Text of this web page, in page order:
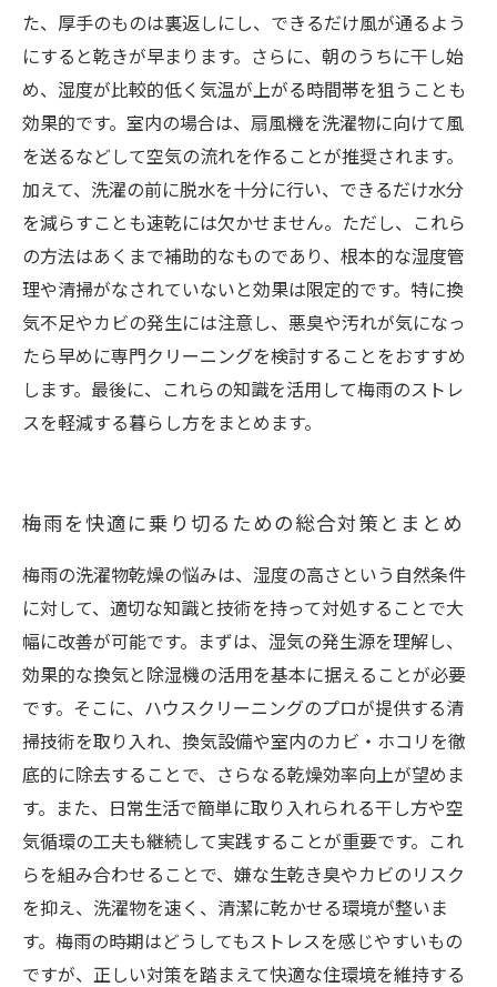
た、厚手のものは裏返しにし、できるだけ風が通るよう
にすると乾きが早まります。さらに、朝のうちに干し始
め、湿度が比較的低く気温が上がる時間帯を狙うことも
効果的です。室内の場合は、扇風機を洗濯物に向けて風
を送るなどして空気の流れを作ることが推奨されます。
加えて、洗濯の前に脱水を十分に行い、できるだけ水分
を減らすことも速乾には欠かせません。ただし、これら
の方法はあくまで補助的なものであり、根本的な湿度管
理や清掃がなされていないと効果は限定的です。特に換
気不足やカビの発生には注意し、悪臭や汚れが気になっ
たら早めに専門クリーニングを検討することをおすすめ
します。最後に、これらの知識を活用して梅雨のストレ
スを軽減する暮らし方をまとめます。
梅雨を快適に乗り切るための総合対策とまとめ
梅雨の洗濯物乾燥の悩みは、湿度の高さという自然条件
に対して、適切な知識と技術を持って対処することで大
幅に改善が可能です。まずは、湿気の発生源を理解し、
効果的な換気と除湿機の活用を基本に据えることが必要
です。そこに、ハウスクリーニングのプロが提供する清
掃技術を取り入れ、換気設備や室内のカビ・ホコリを徹
底的に除去することで、さらなる乾燥効率向上が望めま
す。また、日常生活で簡単に取り入れられる干し方や空
気循環の工夫も継続して実践することが重要です。これ
らを組み合わせることで、嫌な生乾き臭やカビのリスク
を抑え、洗濯物を速く、清潔に乾かせる環境が整いま
す。梅雨の時期はどうしてもストレスを感じやすいもの
ですが、正しい対策を踏まえて快適な住環境を維持する